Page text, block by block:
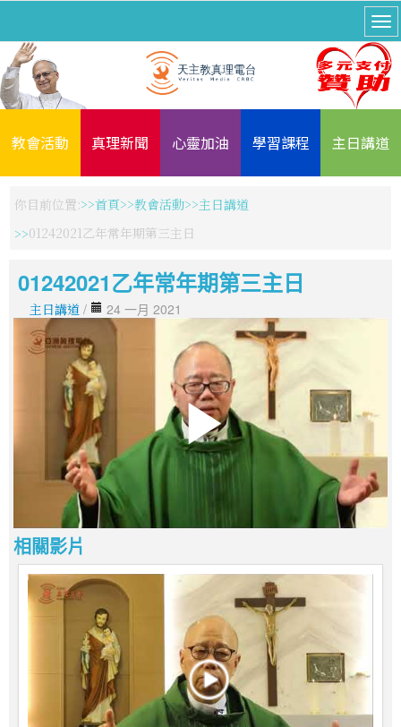
教會活動 真理新聞 心靈加油 學習課程 主日講道
你目前位置: 首頁 教會活動
主日講道
01242021乙年常年期第三主日
01242021乙年常年期第三主日
主日講道 / 24 一月 2021
相關影片